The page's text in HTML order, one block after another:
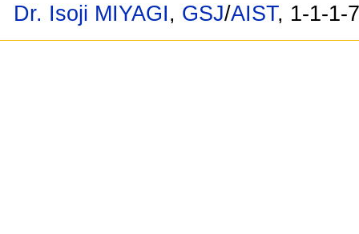
Dr. Isoji MIYAGI, GSJ/AIST, 1-1-1-